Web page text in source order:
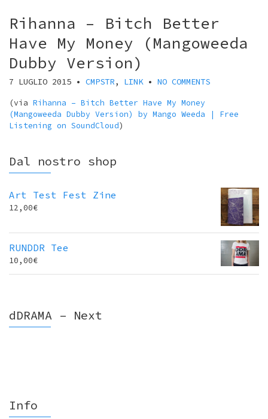
Rihanna – Bitch Better
Have My Money (Mangoweeda
Dubby Version)
7 LUGLIO 2015 • CMPSTR, LINK• NO COMMENTS
(via Rihanna – Bitch Better Have My Money
(Mangoweeda Dubby Version) by Mango Weeda | Free
Listening on SoundCloud)
Dal nostro shop
Art Test Fest Zine
12,00€
RUNDDR Tee
10,00€
dDRAMA – Next
Info